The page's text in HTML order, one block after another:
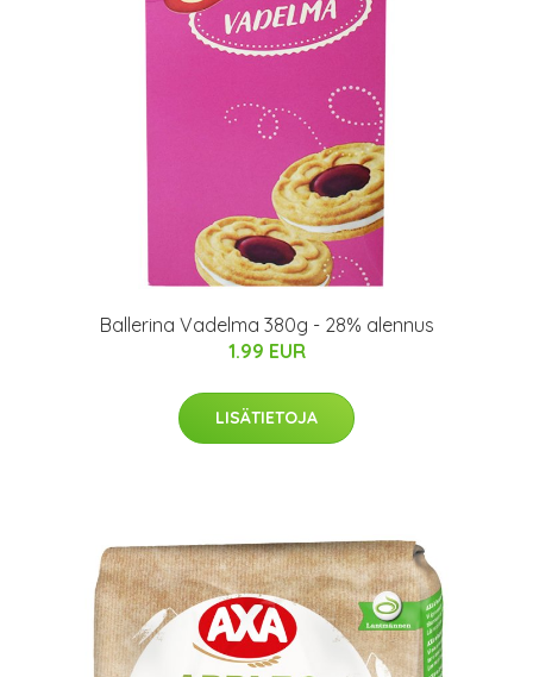
Ballerina Vadelma 380g - 28% alennus
1.99 EUR
LISÄTIETOJA